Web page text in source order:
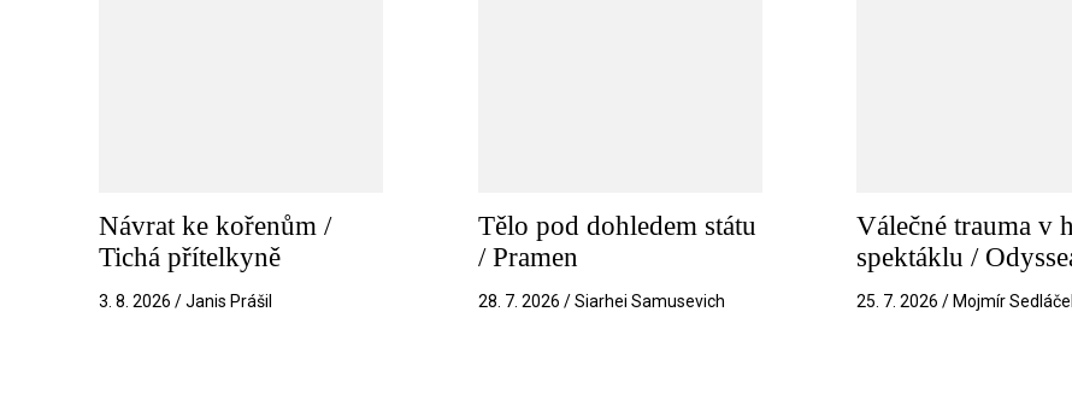
Návrat ke kořenům /
Tichá přítelkyně
3. 8. 2026 / Janis Prášil
Tělo pod dohledem státu
/ Pramen
28. 7. 2026 / Siarhei Samusevich
Válečné trauma v
spektáklu /
25. 7. 2026 / Mojmír